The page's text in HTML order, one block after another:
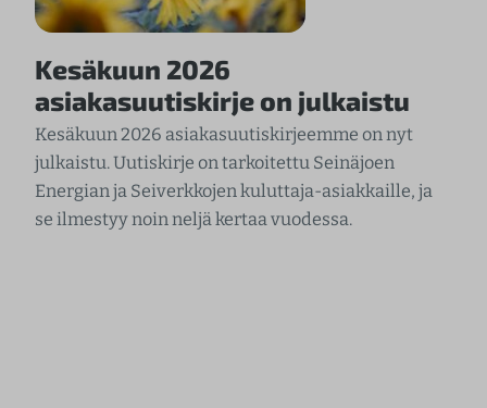
Kesäkuun 2026
asiakasuutiskirje on julkaistu
Kesäkuun 2026 asiakasuutiskirjeemme on nyt
julkaistu. Uutiskirje on tarkoitettu Seinäjoen
Energian ja Seiverkkojen kuluttaja-asiakkaille, ja
se ilmestyy noin neljä kertaa vuodessa.